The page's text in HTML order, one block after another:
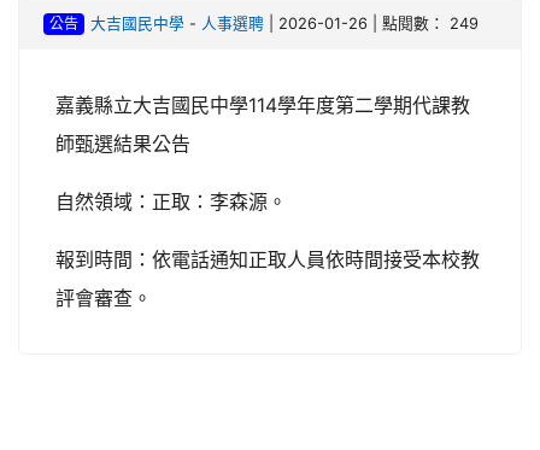
公告 大吉國民中學- 人事選聘| 2026-01-26 | 點閱數： 249
嘉義縣立大吉國民中學114學年度第二學期代課教
師甄選結果公告
自然領域：正取：李森源。
報到時間：依電話通知正取人員依時間接受本校教
評會審查。